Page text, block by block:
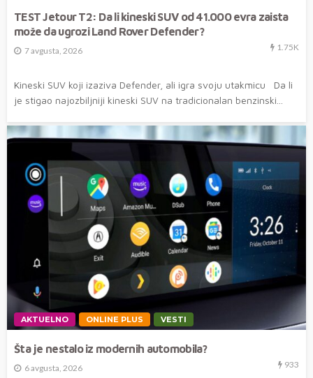
TEST Jetour T2: Da li kineski SUV od 41.000 evra zaista
može da ugrozi Land Rover Defender?
7 avgusta, 2026 1.75K
Kineski SUV koji izaziva Defender, ali igra svoju utakmicu Da li
je stigao najozbiljniji kineski SUV na tradicionalan benzinski...
AKTUELNO ONLINE PLUS VESTI
Šta je nestalo iz modernih automobila?
6 avgusta, 2026 933